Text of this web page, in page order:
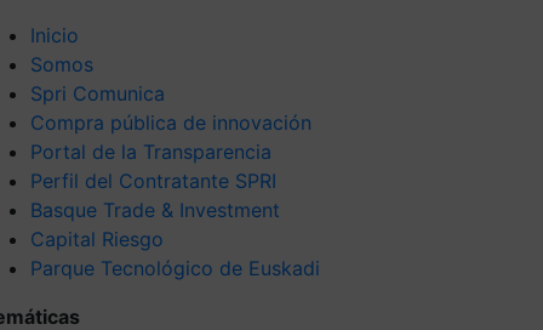
Inicio
Somos
Spri Comunica
Compra pública de innovación
Portal de la Transparencia
Perfil del Contratante SPRI
Basque Trade & Investment
Capital Riesgo
Parque Tecnológico de Euskadi